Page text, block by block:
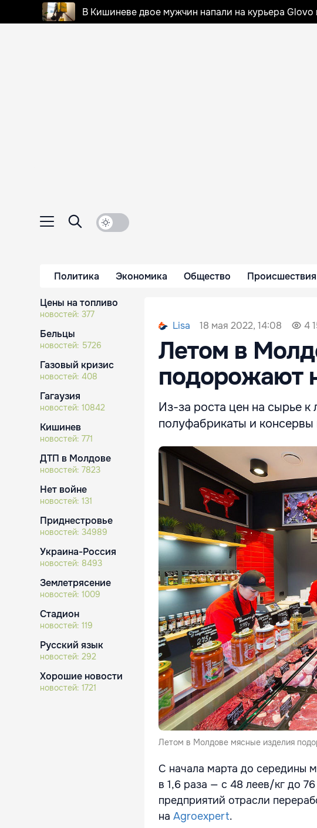
В Кишиневе двое мужчин напали на курьера Glovo
Политика Экономика Общество Происшествия
Цены на топливо
новостей: 377
Бельцы
новостей: 5726
Газовый кризис
новостей: 408
Гагаузия
новостей: 10842
Кишинев
новостей: 771
ДТП в Молдове
новостей: 7823
Нет войне
новостей: 131
Приднестровье
новостей: 34989
Украина-Россия
новостей: 8493
Землетрясение
новостей: 1009
Стадион
новостей: 119
Русский язык
новостей: 292
Хорошие новости
новостей: 1721
Lisa 18 мая 2022, 14:08 4
Летом в
подорожают
Из-за роста цен на сырье
полуфабрикаты и консервы
Летом в Молдове мясные изделия
С начала марта до середины
в 1,6 раза — с 48 леев/кг до
предприятий отрасли
на Agroexpert.